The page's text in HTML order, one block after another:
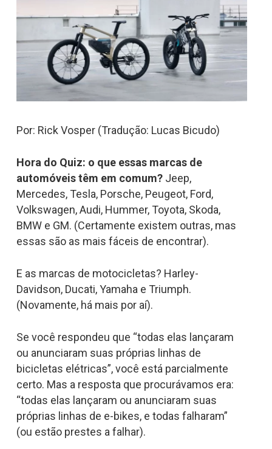
Por: Rick Vosper (Tradução: Lucas Bicudo)
Hora do Quiz: o que essas marcas de
automóveis têm em comum?Jeep,
Mercedes, Tesla, Porsche, Peugeot, Ford,
Volkswagen, Audi, Hummer, Toyota, Skoda,
BMW e GM. (Certamente existem outras, mas
essas são as mais fáceis de encontrar).
E as marcas de motocicletas? Harley-
Davidson, Ducati, Yamaha e Triumph.
(Novamente, há mais por aí).
Se você respondeu que “todas elas lançaram
ou anunciaram suas próprias linhas de
bicicletas elétricas”, você está parcialmente
certo. Mas a resposta que procurávamos era:
“todas elas lançaram ou anunciaram suas
próprias linhas de e-bikes, e todas falharam”
(ou estão prestes a falhar).